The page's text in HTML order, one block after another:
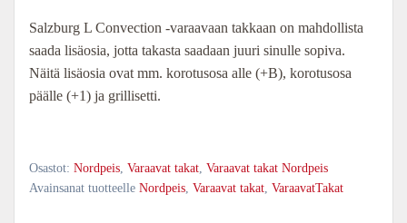
Salzburg L Convection -varaavaan takkaan on mahdollista
saada lisäosia, jotta takasta saadaan juuri sinulle sopiva.
Näitä lisäosia ovat mm. korotusosa alle (+B), korotusosa
päälle (+1) ja grillisetti.
Osastot: Nordpeis, Varaavat takat, Varaavat takat Nordpeis
Avainsanat tuotteelle Nordpeis, Varaavat takat, VaraavatTakat